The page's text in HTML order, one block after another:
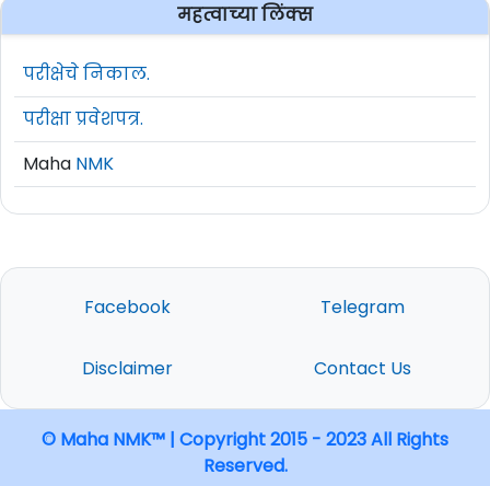
महत्वाच्या लिंक्स
परीक्षेचे निकाल.
परीक्षा प्रवेशपत्र.
Maha NMK
Facebook Telegram
Disclaimer Contact Us
© Maha NMK™ | Copyright 2015 - 2023 All Rights
Reserved.